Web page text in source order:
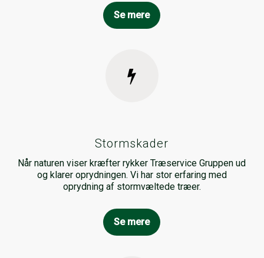
Se mere
Stormskader
Når naturen viser kræfter rykker Træservice Gruppen ud
og klarer oprydningen. Vi har stor erfaring med
oprydning af stormvæltede træer.
Se mere